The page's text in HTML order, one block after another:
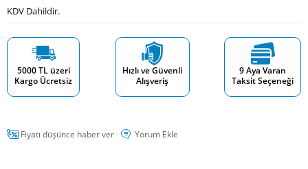
KDV Dahildir.
5000 TL üzeri
Kargo Ücretsiz
Hızlı ve Güvenli
Alışveriş
9 Aya Varan
Taksit Seçeneği
Fiyatı düşünce haber ver Yorum Ekle